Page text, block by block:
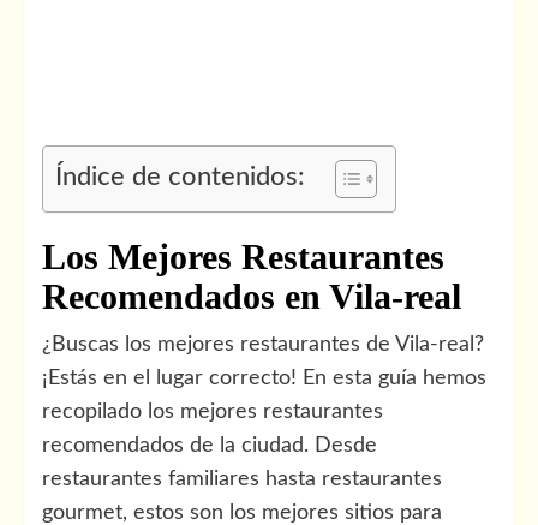
Índice de contenidos:
Los Mejores Restaurantes
Recomendados en Vila-real
¿Buscas los mejores restaurantes de Vila-real?
¡Estás en el lugar correcto! En esta guía hemos
recopilado los mejores restaurantes
recomendados de la ciudad. Desde
restaurantes familiares hasta restaurantes
gourmet, estos son los mejores sitios para